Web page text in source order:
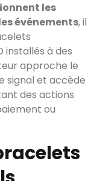
les
événements, il
installés à des
approche le
signal et accède
des actions
ou